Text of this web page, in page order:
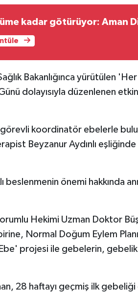
kadar götürüyor: Aman
Bakanlığınca yürütülen
dolayısıyla düzenlenen
görevli koordinatör ebelerle
Beyzanur Aydınlı
önemi hakkında
Hekimi Uzman Doktor
Normal Doğum Eylem
projesi ile gebelerin,
28 haftayı geçmiş ilk gebeliği